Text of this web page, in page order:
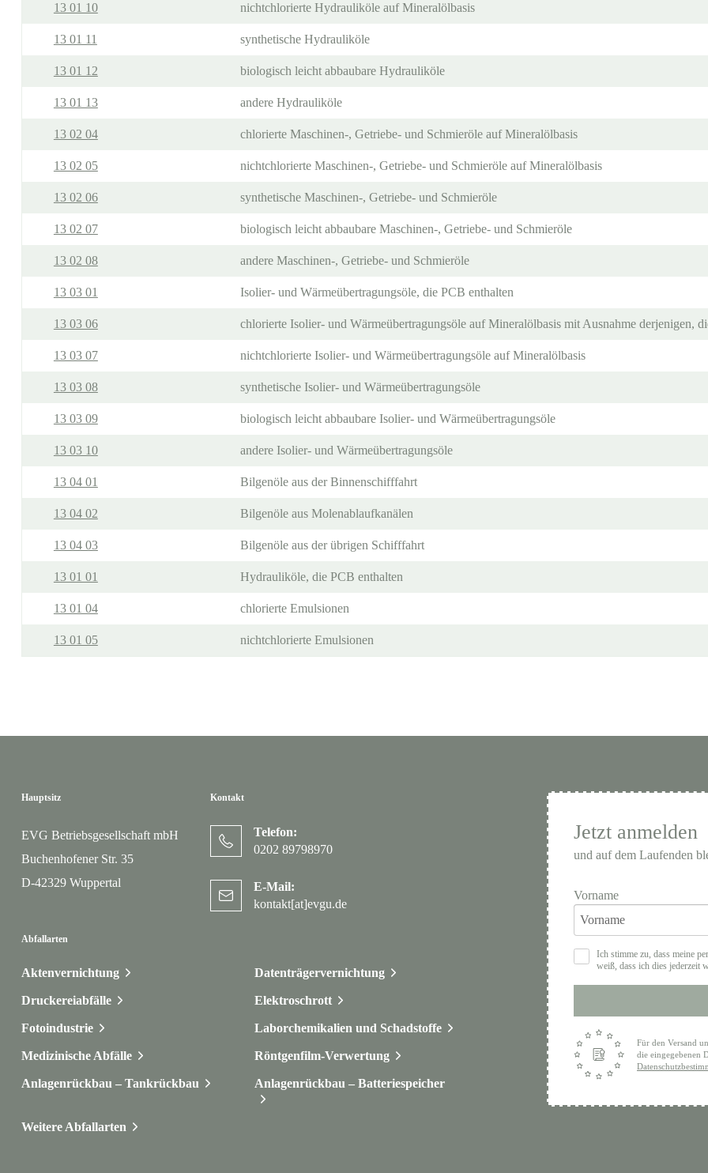
13 01 10 nichtchlorierte Hydrauliköle auf Mineralölbasis
13 01 11 synthetische Hydrauliköle
13 01 12 biologisch leicht abbaubare Hydrauliköle
13 01 13 andere Hydrauliköle
13 02 04 chlorierte Maschinen-, Getriebe- und Schmieröle auf Mineralölbasis
13 02 05 nichtchlorierte Maschinen-, Getriebe- und Schmieröle auf Mineralölbasis
13 02 06 synthetische Maschinen-, Getriebe- und Schmieröle
13 02 07 biologisch leicht abbaubare Maschinen-, Getriebe- und Schmieröle
13 02 08 andere Maschinen-, Getriebe- und Schmieröle
13 03 01 Isolier- und Wärmeübertragungsöle, die PCB enthalten
13 03 06 chlorierte Isolier- und Wärmeübertragungsöle auf Mineralölbasis mit Ausnahme derjenigen,
13 03 07 nichtchlorierte Isolier- und Wärmeübertragungsöle auf Mineralölbasis
13 03 08 synthetische Isolier- und Wärmeübertragungsöle
13 03 09 biologisch leicht abbaubare Isolier- und Wärmeübertragungsöle
13 03 10 andere Isolier- und Wärmeübertragungsöle
13 04 01 Bilgenöle aus der Binnenschifffahrt
13 04 02 Bilgenöle aus Molenablaufkanälen
13 04 03 Bilgenöle aus der übrigen Schifffahrt
13 01 01 Hydrauliköle, die PCB enthalten
13 01 04 chlorierte Emulsionen
13 01 05 nichtchlorierte Emulsionen
Hauptsitz
EVG Betriebsgesellschaft mbH
Buchenhofener Str. 35
D-42329 Wuppertal
Kontakt
Telefon:
0202 89798970
E-Mail:
kontakt[at]evgu.de
Abfallarten
Aktenvernichtung Datenträgervernichtung
Druckereiabfälle Elektroschrott
Fotoindustrie Laborchemikalien und Schadstoffe
Medizinische Abfälle Röntgenfilm-Verwertung
Anlagenrückbau – Tankrückbau Anlagenrückbau – Batteriespeicher
Weitere Abfallarten
Jetzt anmelden
und auf dem Laufenden
Vorname
Ich stimme zu, dass meine
weiß, dass ich dies jederzeit
Für den Versand
die eingegebenen